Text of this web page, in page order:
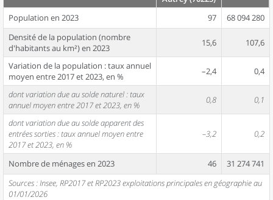
Population en 2023 97
68 094 280
Densité de la population (nombre
d'habitants au km²) en 2023
15,6 107,6
Variation de la population : taux annuel
moyen entre 2017 et 2023, en %
–2,4 0,4
dont variation due au solde naturel : taux
annuel moyen entre 2017 et 2023, en %
0,8 0,1
dont variation due au solde apparent des
entrées sorties : taux annuel moyen entre
2017 et 2023, en %
–3,2 0,2
Nombre de ménages en 2023 46
31 274 741
Sources : Insee, RP2017 et RP2023 exploitations principales en géographie au
01/01/2026